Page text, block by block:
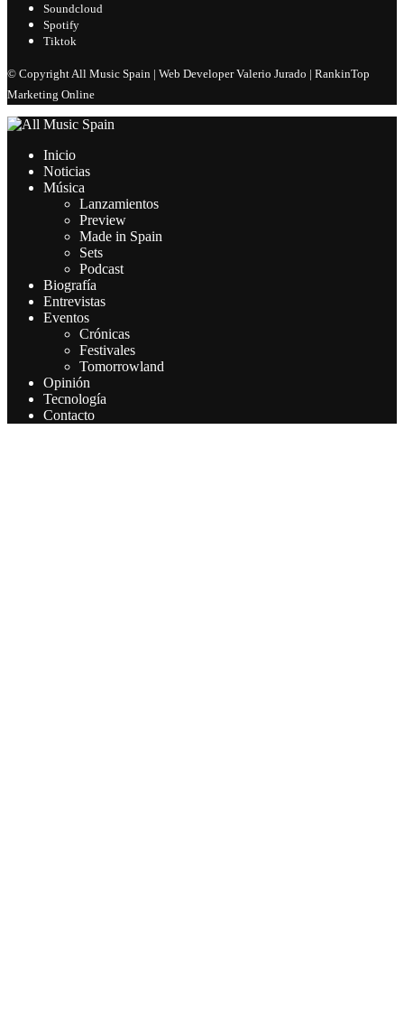
Soundcloud
Spotify
Tiktok
© Copyright All Music Spain | Web Developer Valerio Jurado | RankinTop
Marketing Online
Inicio
Noticias
Música
Lanzamientos
Preview
Made in Spain
Sets
Podcast
Biografía
Entrevistas
Eventos
Crónicas
Festivales
Tomorrowland
Opinión
Tecnología
Contacto